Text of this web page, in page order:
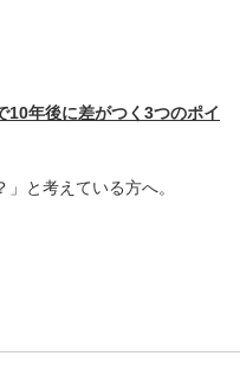
10年後に差がつく3つのポイ
」と考えている方へ。